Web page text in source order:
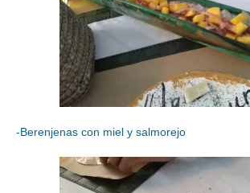
-Berenjenas con miel y salmorejo